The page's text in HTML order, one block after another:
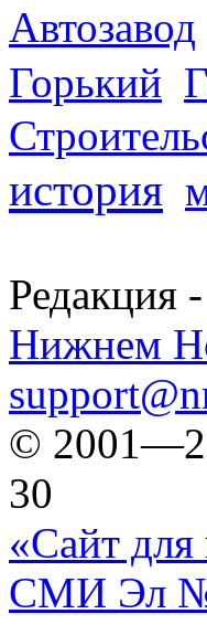
Автозавод
Горький
история
Редакция -
Нижнем
©
30
«Сайт для
СМИ Эл №